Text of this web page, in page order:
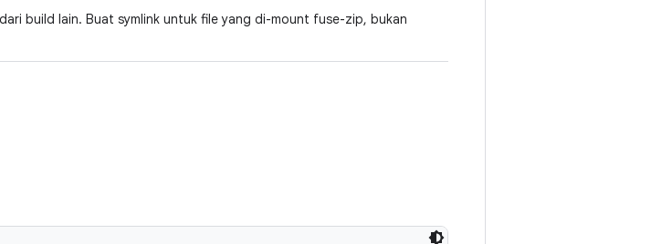
build lain. Buat symlink untuk file yang di-mount fuse-zip, bukan